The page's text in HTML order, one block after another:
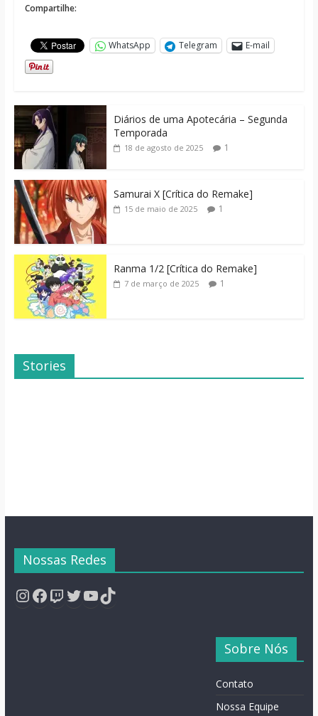
Compartilhe:
WhatsApp Telegram E-mail
Diários de uma Apotecária – Segunda
Temporada
18 de agosto de 2025 1
Samurai X [Crítica do Remake]
15 de maio de 2025 1
Ranma 1/2 [Crítica do Remake]
7 de março de 2025 1
Stories
Dicas de Filmes
Para o Fim de
Família Inusitada
Nossas Redes
Instagram
Facebook
Twitch
Twitter
YouTube
TikTok
Sobre Nós
Contato
Nossa Equipe